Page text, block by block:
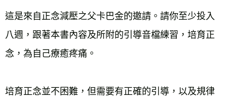
這是來自正念減壓之父卡巴金的邀請。請你至少投入
八週，跟著本書內容及所附的引導音檔練習，培育正
念，為自己療癒疼痛。
培育正念並不困難，但需要有正確的引導，以及規律